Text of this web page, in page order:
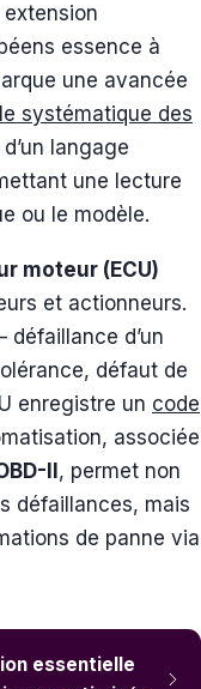
essence à
une avancée
systématique des
langage
une lecture
ou le modèle.
moteur (ECU)
et actionneurs.
défaillance d’un
défaut de
enregistre un code
associée
II , permet non
défaillances, mais
de panne via
essentielle